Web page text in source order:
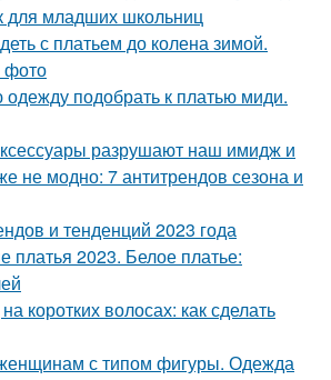
для младших школьниц
с платьем до колена зимой.
фото
подобрать к платью миди.
разрушают наш имидж и
не модно: 7 антитрендов сезона и
и тенденций 2023 года
2023. Белое платье:
коротких волосах: как сделать
с типом фигуры. Одежда